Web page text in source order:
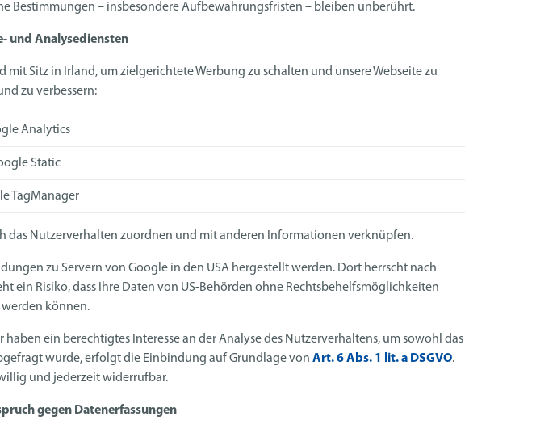
Bestimmungen – insbesondere Aufbewahrungsfristen – bleiben unberührt.
und Analysediensten
Sitz in Irland, um zielgerichtete Werbung zu schalten und unsere Webseite zu
zu verbessern:
Analytics
Static
TagManager
das Nutzerverhalten zuordnen und mit anderen Informationen verknüpfen.
zu Servern von Google in den USA hergestellt werden. Dort herrscht nach
ein Risiko, dass Ihre Daten von US-Behörden ohne Rechtsbehelfsmöglichkeiten
können.
haben ein berechtigtes Interesse an der Analyse des Nutzerverhaltens, um sowohl das
wurde, erfolgt die Einbindung auf Grundlage von Art. 6 Abs. 1 lit. a DSGVO.
und jederzeit widerrufbar.
gegen Datenerfassungen